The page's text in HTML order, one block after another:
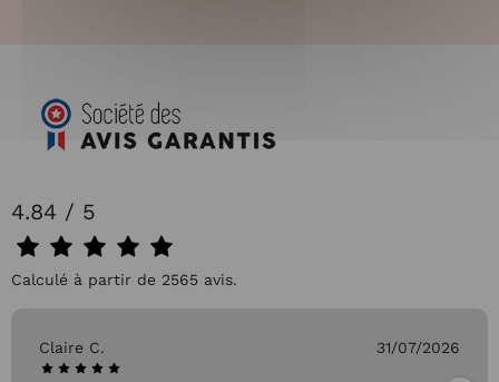
4.84 / 5
Calculé à partir de 2565 avis.
Claire C. 31/07/2026